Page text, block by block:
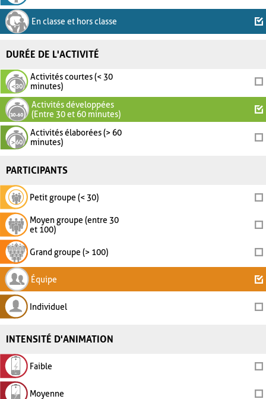
En classe et hors classe
DURÉE DE L'ACTIVITÉ
Activités courtes (< 30
minutes)
Activités développées
(Entre 30 et 60 minutes)
Activités élaborées (> 60
minutes)
PARTICIPANTS
Petit groupe (< 30)
Moyen groupe (entre 30
et 100)
Grand groupe (> 100)
Équipe
Individuel
INTENSITÉ D'ANIMATION
Faible
Moyenne